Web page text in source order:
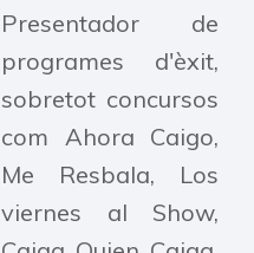
Presentador de
programes d'èxit,
sobretot concursos
com Ahora Caigo,
Me Resbala, Los
viernes al Show,